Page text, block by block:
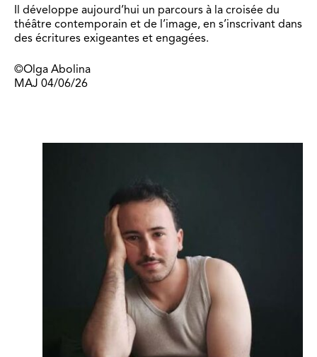
Il développe aujourd’hui un parcours à la croisée du
théâtre contemporain et de l’image, en s’inscrivant dans
des écritures exigeantes et engagées.
©Olga Abolina
MAJ 04/06/26